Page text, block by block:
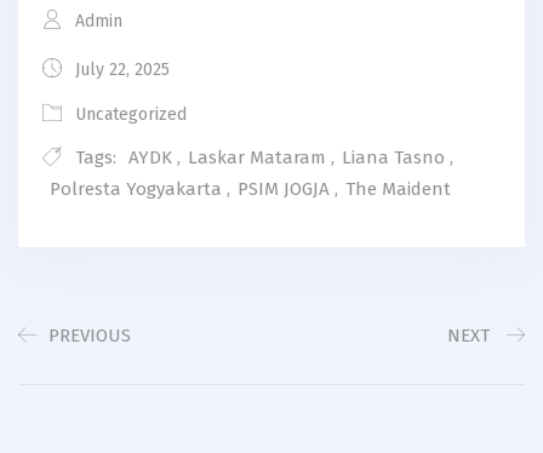
Admin
July 22, 2025
Uncategorized
Tags: AYDK , Laskar Mataram , Liana Tasno ,
Polresta Yogyakarta , PSIM JOGJA , The Maident
PREVIOUS NEXT